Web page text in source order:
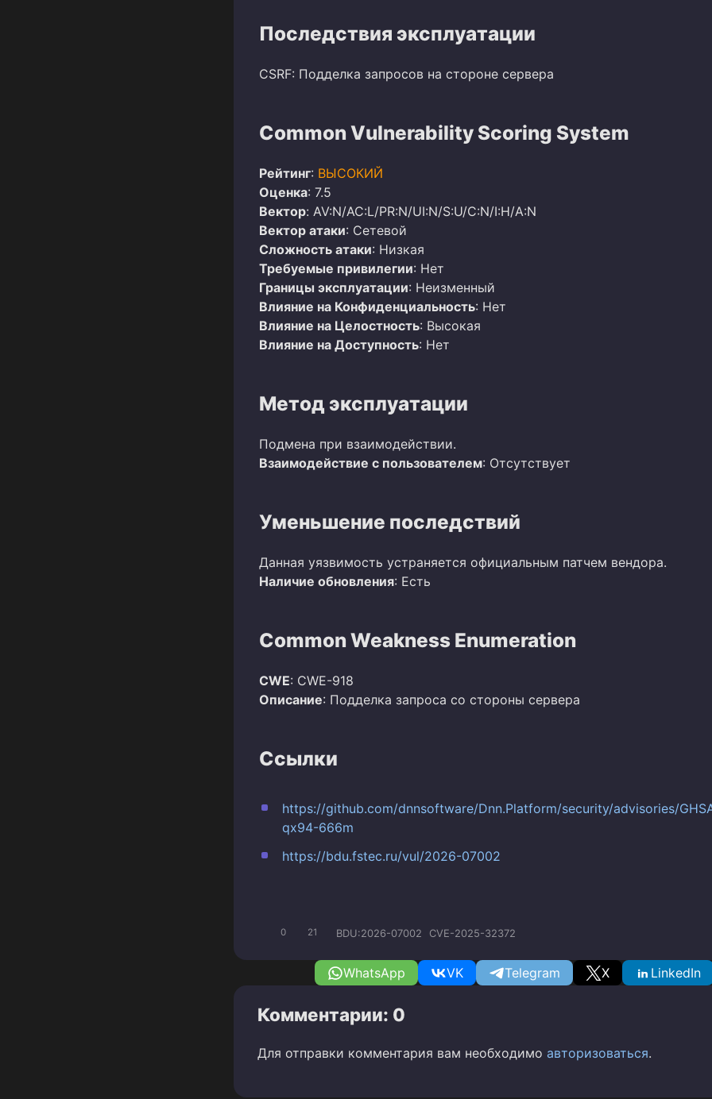
Последствия эксплуатации
CSRF: Подделка запросов на стороне сервера
Common Vulnerability Scoring System
Рейтинг: ВЫСОКИЙ
Оценка: 7.5
Вектор: AV:N/AC:L/PR:N/UI:N/S:U/C:N/I:H/A:N
Вектор атаки: Сетевой
Сложность атаки: Низкая
Требуемые привилегии: Нет
Границы эксплуатации: Неизменный
Влияние на Конфиденциальность: Нет
Влияние на Целостность: Высокая
Влияние на Доступность: Нет
Метод эксплуатации
Подмена при взаимодействии.
Взаимодействие с пользователем: Отсутствует
Уменьшение последствий
Данная уязвимость устраняется официальным патчем вендора.
Наличие обновления: Есть
Common Weakness Enumeration
CWE: CWE-918
Описание: Подделка запроса со стороны сервера
Ссылки
https://github.com/dnnsoftware/Dnn.Platform/security/advisories/
qx94-666m
https://bdu.fstec.ru/vul/2026-07002
0 21 BDU:2026-07002 CVE-2025-32372
WhatsApp VK Telegram X LinkedIn
Комментарии: 0
Для отправки комментария вам необходимо авторизоваться.